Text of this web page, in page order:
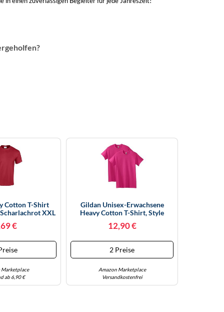
Cotton T-Shirt
XXL
€
Marketplace
ab 6,90 €
Gildan Unisex-Erwachsene
Heavy Cotton T-Shirt, Style
Heliconia (2er-Pack), L
12,90 €
2 Preise
Amazon Marketplace
Versandkostenfrei